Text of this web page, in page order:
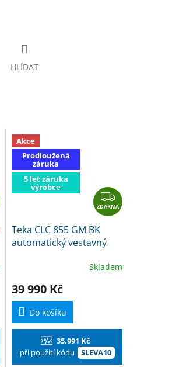
HLÍDAT
Akce
Prodloužená
záruka
5 let záruka
výrobce
Z
D
A
ZDARMA
Teka CLC 855 GM BK
automatický vestavný
Skladem
39 990 Kč
Do košíku
35,991 Kč
při použití kódu
SLEVA10